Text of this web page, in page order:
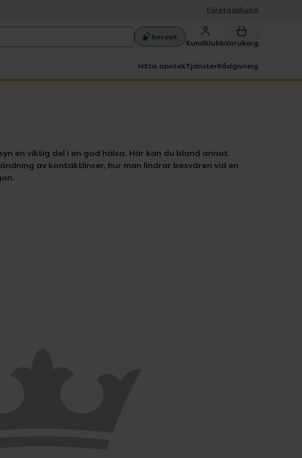
Företagskund
Recept
KundklubbVarukorg
Hitta apotekTjänsterRådgivning
en viktig del i en god hälsa. Här kan du bland annat
av kontaktlinser, hur man lindrar besvären vid en